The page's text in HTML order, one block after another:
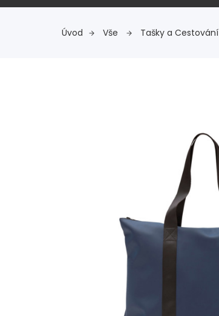
Úvod Vše Tašky a Cestování